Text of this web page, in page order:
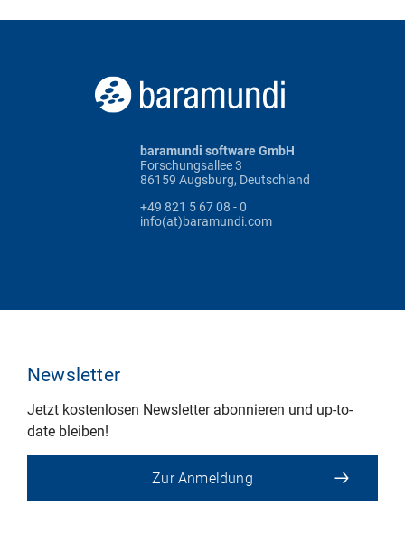
baramundi software GmbH
Forschungsallee 3
86159 Augsburg, Deutschland
+49 821 5 67 08 - 0
info(at)baramundi.com
Newsletter
Jetzt kostenlosen Newsletter abonnieren und up-to-
date bleiben!
Zur Anmeldung